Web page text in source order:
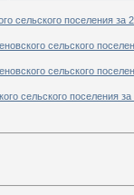
сельского поселения за
сельского
сельского
сельского поселения за